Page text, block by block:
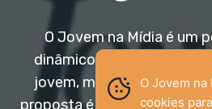
O Jovem na Mídia é um
dinâmico e acessível,
jovem, mas aberto a todas
proposta é trazer
O Jovem
cookies